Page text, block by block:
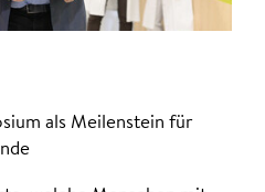
als Meilenstein für